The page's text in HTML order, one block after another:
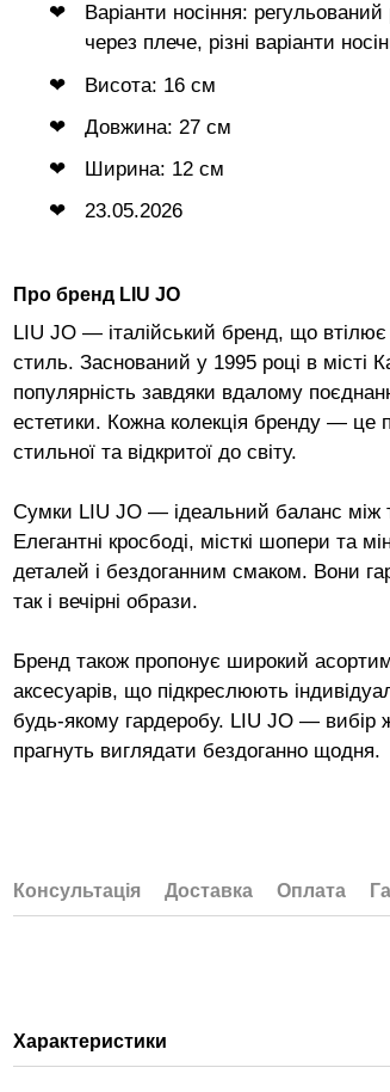
Варіанти носіння:
через плече, різні варіанти
Висота: 16 см
Довжина: 27 см
Ширина: 12 см
23.05.2026
Про бренд LIU JO
LIU JO — італійський бренд, що втілює
стиль. Заснований у 1995 році в місті
популярність завдяки вдалому
естетики. Кожна колекція бренду — це
стильної та відкритої до світу.
Сумки LIU JO — ідеальний баланс між
Елегантні кросбоді, місткі шопери та
деталей і бездоганним смаком. Вони
так і вечірні образи.
Бренд також пропонує широкий
аксесуарів, що підкреслюють
будь-якому гардеробу. LIU JO — вибір
прагнуть виглядати бездоганно щодня.
Консультація Доставка Оплата
Характеристики